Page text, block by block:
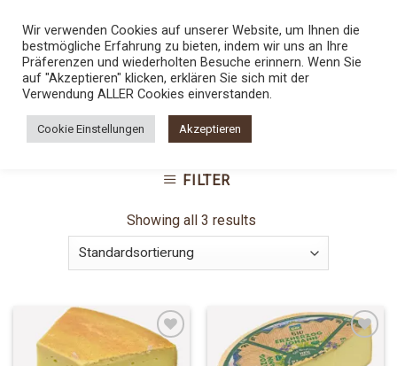
content
STARTSEITE
PRODUKTE VERSCHLAGWORTET
MIT „ÖSTERREICHISCH“
FILTER
Showing all 3 results
Wir verwenden Cookies auf unserer Website, um Ihnen die
bestmögliche Erfahrung zu bieten, indem wir uns an Ihre
Präferenzen und wiederholten Besuche erinnern. Wenn Sie
auf "Akzeptieren" klicken, erklären Sie sich mit der
Verwendung ALLER Cookies einverstanden.
Cookie Einstellungen Akzeptieren